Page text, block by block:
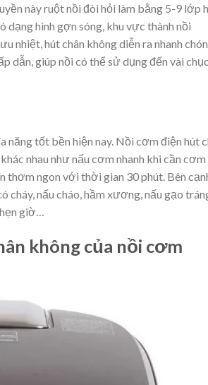
này ruột nồi đòi hỏi làm bằng 5-9 lớp
hình gợn sóng, khu vực thành nồi
nhiệt, hút chân không diễn ra nhanh
dẫn, giúp nồi có thể sử dụng đến vài chục
tốt bền hiện nay. Nồi cơm điện hút
nhau như nấu cơm nhanh khi cần cơm
ngon với thời gian 30 phút. Bên
cháy, nấu cháo, hầm xương, nấu gạo
giờ…
không của nồi cơm